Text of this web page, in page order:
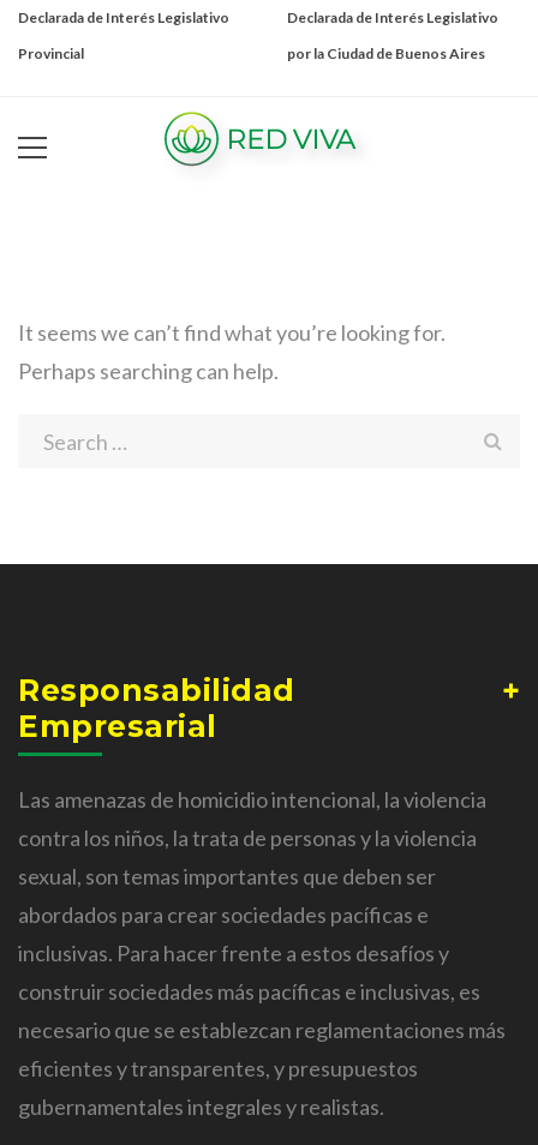
Declarada de Interés Legislativo
Provincial
Declarada de Interés Legislativo
por la Ciudad de Buenos Aires
It seems we can’t find what you’re looking for.
Perhaps searching can help.
Responsabilidad
Empresarial
Las amenazas de homicidio intencional, la violencia
contra los niños, la trata de personas y la violencia
sexual, son temas importantes que deben ser
abordados para crear sociedades pacíficas e
inclusivas. Para hacer frente a estos desafíos y
construir sociedades más pacíficas e inclusivas, es
necesario que se establezcan reglamentaciones más
eficientes y transparentes, y presupuestos
gubernamentales integrales y realistas.